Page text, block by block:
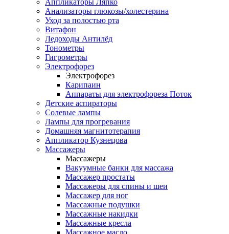
Аппликаторы Ляпко
Анализаторы глюкозы/холестерина
Уход за полостью рта
Витафон
Ледоходы Антилёд
Тонометры
Гигрометры
Электрофорез
Электрофорез
Карипаин
Аппараты для электрофореза Поток
Детские аспираторы
Солевые лампы
Лампы для прогревания
Домашняя магнитотерапия
Аппликатор Кузнецова
Массажеры
Массажеры
Вакуумные банки для массажа
Массажер простаты
Массажеры для спины и шеи
Массажер для ног
Массажные подушки
Массажные накидки
Массажные кресла
Массажное масло